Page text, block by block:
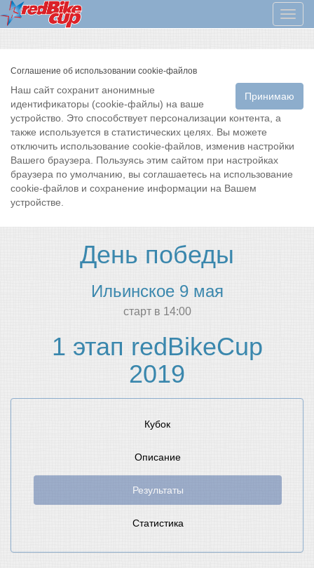
Меню
Соглашение об использовании cookie-файлов
Принимаю
Наш сайт сохранит анонимные
идентификаторы (cookie-файлы) на ваше
устройство. Это способствует персонализации контента, а
также используется в статистических целях. Вы можете
отключить использование cookie-файлов, изменив настройки
Вашего браузера. Пользуясь этим сайтом при настройках
браузера по умолчанию, вы соглашаетесь на использование
cookie-файлов и сохранение информации на Вашем
устройстве.
День победы
Ильинское 9 мая
cтарт в 14:00
1 этап redBikeCup
2019
Кубок
Описание
Результаты
Статистика